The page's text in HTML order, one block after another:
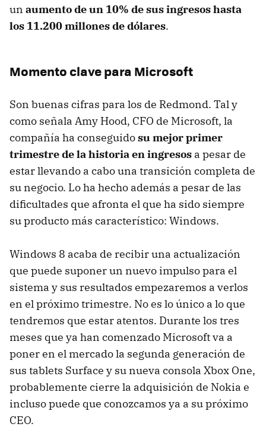
un aumento de un 10% de sus ingresos hasta
los 11.200 millones de dólares.
Momento clave para Microsoft
Son buenas cifras para los de Redmond. Tal y
como señala Amy Hood, CFO de Microsoft, la
compañía ha conseguidosu mejor primer
trimestre de la historia en ingresos a pesar de
estar llevando a cabo una transición completa de
su negocio. Lo ha hecho además a pesar de las
dificultades que afronta el que ha sido siempre
su producto más característico: Windows.
Windows 8 acaba de recibir una actualización
que puede suponer un nuevo impulso para el
sistema y sus resultados empezaremos a verlos
en el próximo trimestre. No es lo único a lo que
tendremos que estar atentos. Durante los tres
meses que ya han comenzado Microsoft va a
poner en el mercado la segunda generación de
sus tablets Surface y su nueva consola Xbox One,
probablemente cierre la adquisición de Nokia e
incluso puede que conozcamos ya a su próximo
CEO.